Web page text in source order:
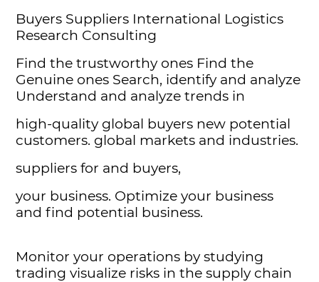
Buyers Suppliers International Logistics
Research Consulting
Find the trustworthy ones Find the
Genuine ones Search, identify and analyze
Understand and analyze trends in
high-quality global buyers new potential
customers. global markets and industries.
suppliers for and buyers,
your business. Optimize your business
and find potential business.
Monitor your operations by studying
trading visualize risks in the supply chain